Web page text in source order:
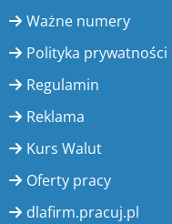
Ważne numery
Polityka prywatności
Regulamin
Reklama
Kurs Walut
Oferty pracy
dlafirm.pracuj.pl